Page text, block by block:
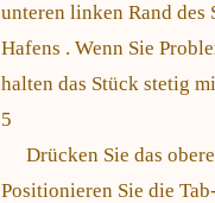
unteren linken Rand des
Hafens . Wenn Sie
halten das Stück stetig
5
Drücken Sie das
Positionieren Sie die